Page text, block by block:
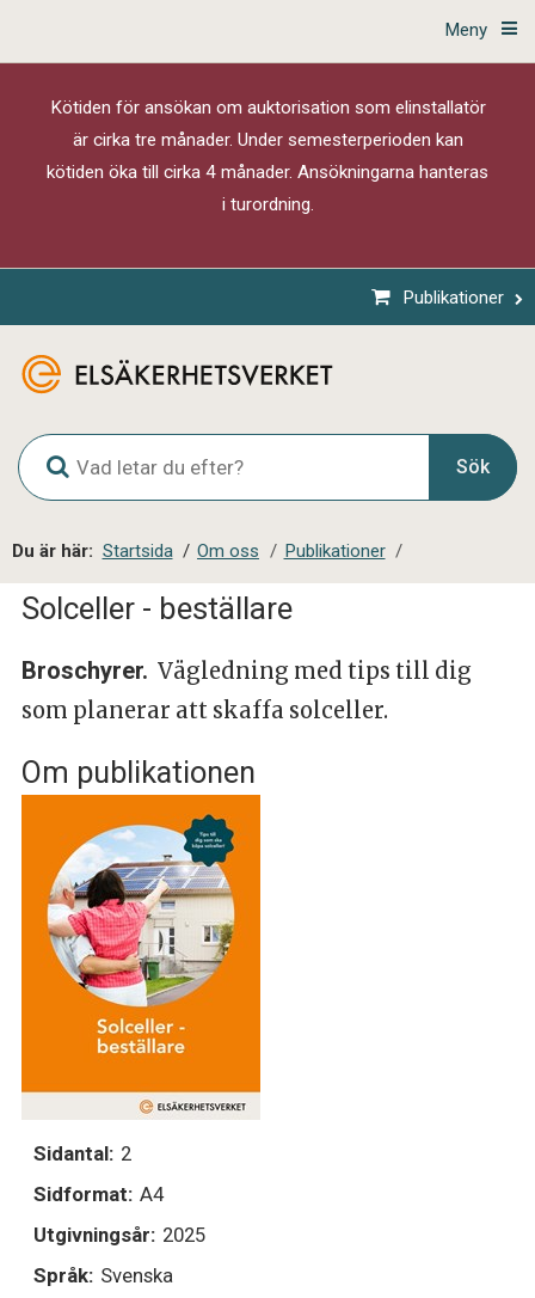
Meny
Kötiden för ansökan om auktorisation som elinstallatör
är cirka tre månader. Under semesterperioden kan
kötiden öka till cirka 4 månader. Ansökningarna hanteras
i turordning.
Publikationer
G
l
o
a
l
s
t
e
s
k
Sök
Du är här: Startsida / Om oss / Publikationer /
Solceller - beställare
Broschyrer. Vägledning med tips till dig
som planerar att skaffa solceller.
Om publikationen
Sidantal: 2
Sidformat: A4
Utgivningsår: 2025
Språk: Svenska